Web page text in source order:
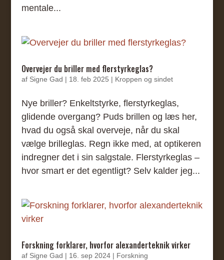
mentale...
Overvejer du briller med flerstyrkeglas?
af Signe Gad | 18. feb 2025 | Kroppen og sindet
Nye briller? Enkeltstyrke, flerstyrkeglas,
glidende overgang? Puds brillen og læs her,
hvad du også skal overveje, når du skal
vælge brilleglas. Regn ikke med, at optikeren
indregner det i sin salgstale. Flerstyrkeglas –
hvor smart er det egentligt? Selv kalder jeg...
Forskning forklarer, hvorfor alexanderteknik virker
af Signe Gad | 16. sep 2024| Forskning